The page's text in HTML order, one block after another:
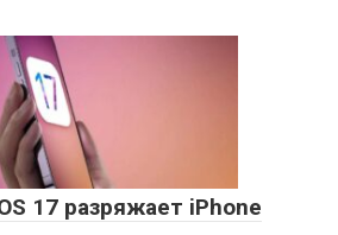
17 разряжает iPhone